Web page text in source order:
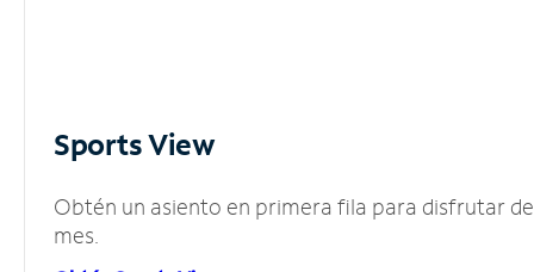
Sports View
Obtén un asiento en primera fila para disfrutar
mes.